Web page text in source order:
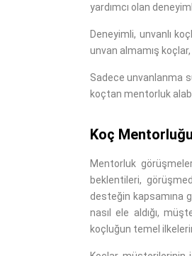
yardımcı olan
Deneyimli, unvanlı
unvan almamış
Sadece unvanlanma
koçtan mentorluk
Koç
Mentorluk
beklentileri,
desteğin kapsamına
nasıl ele aldığı,
koçluğun temel